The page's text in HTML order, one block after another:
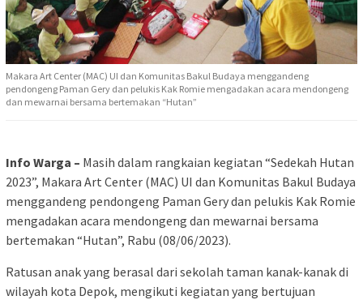
Makara Art Center (MAC) UI dan Komunitas Bakul Budaya menggandeng
pendongeng Paman Gery dan pelukis Kak Romie mengadakan acara mendongeng
dan mewarnai bersama bertemakan “Hutan”
Info Warga – Masih dalam rangkaian kegiatan “Sedekah Hutan
2023”, Makara Art Center (MAC) UI dan Komunitas Bakul Budaya
menggandeng pendongeng Paman Gery dan pelukis Kak Romie
mengadakan acara mendongeng dan mewarnai bersama
bertemakan “Hutan”, Rabu (08/06/2023).
Ratusan anak yang berasal dari sekolah taman kanak-kanak di
wilayah kota Depok, mengikuti kegiatan yang bertujuan